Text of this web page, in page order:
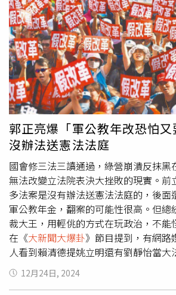
風向如何。接下來，謝系很可能會跟英
賴系，這非常可能發生。因為謝長廷去
系基本上就歸到英系這邊。然後現在賴
除了少數親近他一點的正國會、新潮流
情。既然是這樣的話，那這些派系要保
對付他。★未經判決確定，應推定為無
有興趣，於是大學填志願時，即使家人
香，又是鐵飯碗，但馬千惠仍有自己的
感興趣，因為我是早就知道自己志向在
朝著目標前進。」馬千惠下班會藉由運
中天新聞提供）馬千惠透露入行後曾遇
棄的念頭，但往往在決定前剛好都有一
破困境繼續往前走。「各種突發狀況都
持《大新聞大爆卦》直播時，因為生理
的很像要拉肚子的感覺，那天我3點才
時候是2點半，覺得好像要上廁所，當
撐不下去，好像只能向導播或來賓求救
而且直播是沒有廣告的，就算有也只有
力ㄍㄧㄥ到結束。」馬千惠提到播報時
憋尿的情況，「主播其實也是一般人，
常」。馬千惠透露入行曾遇到瓶頸，也
中天新聞提供）2025年即將到來，馬
之前更好」，「雖然很籠統，但是我覺
不管是生活、工作或是自身外表的維持
間打敗。」馬千惠坦言自己容易被流
不斷告訴自己「這是在做對的事情」，
郭正亮爆「軍公教年改恐怕
沒辦法送憲法法庭
國會修三法三讀通過，綠營崩潰反抹黑
無法改變立法院表決大挫敗的現實。前
多法案是沒有辦法送憲法法庭的，後面
軍公教年金，翻案的可能性很高。但總
裁大王，用輕佻的方式在玩政治，不能
在《大新聞大爆卦》節目提到，有網路
人看到賴清德提姚立明還有劉靜怡當大
生氣！說：你這不是硬找麻煩嗎？劉
連蔡英文執政的時候，都直接罵民進
12月24日, 2024